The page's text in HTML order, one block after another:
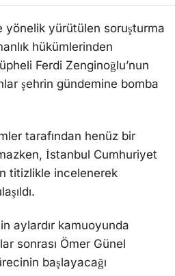
yönelik yürütülen soruşturma
hükümlerinden
Ferdi Zenginoğlu’nun
şehrin gündemine bomba
tarafından henüz bir
İstanbul Cumhuriyet
titizlikle incelenerek
aylardır kamuoyunda
sonrası Ömer Günel
başlayacağı